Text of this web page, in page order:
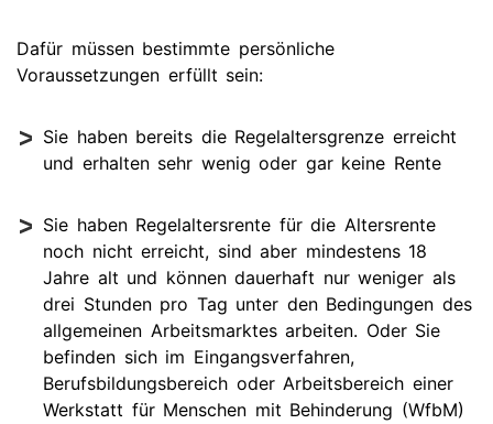
Dafür müssen bestimmte persönliche
Voraussetzungen erfüllt sein:
Sie haben bereits die Regelaltersgrenze erreicht
und erhalten sehr wenig oder gar keine Rente
Sie haben Regelaltersrente für die Altersrente
noch nicht erreicht, sind aber mindestens 18
Jahre alt und können dauerhaft nur weniger als
drei Stunden pro Tag unter den Bedingungen des
allgemeinen Arbeitsmarktes arbeiten. Oder Sie
befinden sich im Eingangsverfahren,
Berufsbildungsbereich oder Arbeitsbereich einer
Werkstatt für Menschen mit Behinderung (WfbM)